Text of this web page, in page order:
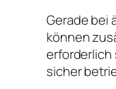
Gerade bei
können
erforderlich
sicher